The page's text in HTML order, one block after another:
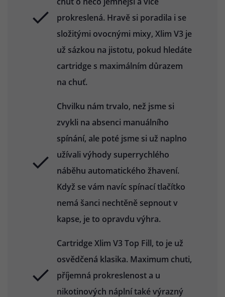
prokreslená. Hravě si poradila i se
složitými ovocnými mixy, Xlim V3 je
už sázkou na jistotu, pokud hledáte
cartridge s maximálním důrazem
na chuť.
Chvilku nám trvalo, než jsme si
zvykli na absenci manuálního
spínání, ale poté jsme si už naplno
užívali výhody superrychlého
náběhu automatického žhavení.
Když se vám navíc spínací tlačítko
nemá šanci nechtěně sepnout v
kapse, je to opravdu výhra.
Cartridge Xlim V3 Top Fill, to je už
osvědčená klasika. Maximum chuti,
příjemná prokreslenost a u
nikotinových náplní také výrazný